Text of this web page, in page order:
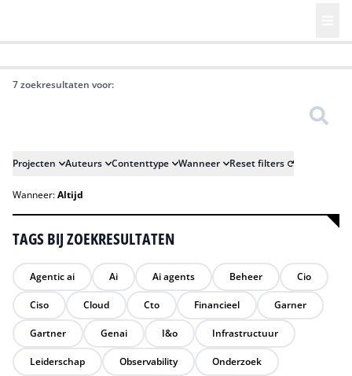
7 zoekresultaten voor:
Projecten Auteurs Contenttype Wanneer Reset filters
Wanneer:Altijd
TAGS BIJ ZOEKRESULTATEN
Agentic ai Ai Ai agents Beheer Cio
Ciso Cloud Cto Financieel Garner
Gartner Genai I&o Infrastructuur
Leiderschap Observability Onderzoek